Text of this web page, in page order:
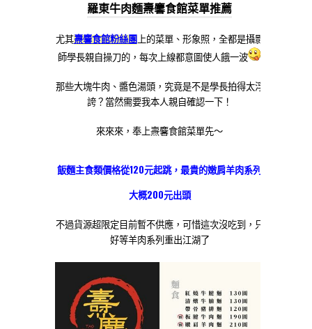
羅東牛肉麵燾麘食館菜單推薦
尤其燾麘食館粉絲團 上的菜單、形象照，全都是攝影
師學長親自操刀的，每次上線都意圖使人餓一波
那些大塊牛肉、醬色湯頭，究竟是不是學長拍得太浮
誇？當然需要我本人親自確認一下！
來來來，奉上燾麘食館菜單先～
飯麵主食類價格從120元起跳，最貴的嫩肩羊肉系列
大概200元出頭
不過貨源超限定目前暫不供應，可惜這次沒吃到，只
好等羊肉系列重出江湖了